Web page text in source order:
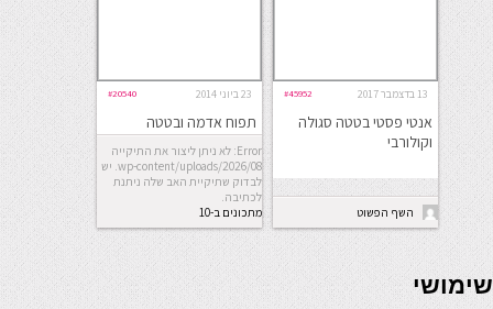
13 בדצמבר 2017 #45952
אנטי פסטי בטטה סגולה
וקולורבי
השף הפשוט
23 ביוני 2014 #20540
תפוח אדמה ובטטה
מוקרמים בתנור
Error: לא ניתן ליצור את התיקייה
wp-content/uploads/2026/08. יש
לבדוק שתיקיית האב שלה ניתנת
לכתיבה.
מתכונים ב-10
דקות
seriöse online casinos österreich
שימושי